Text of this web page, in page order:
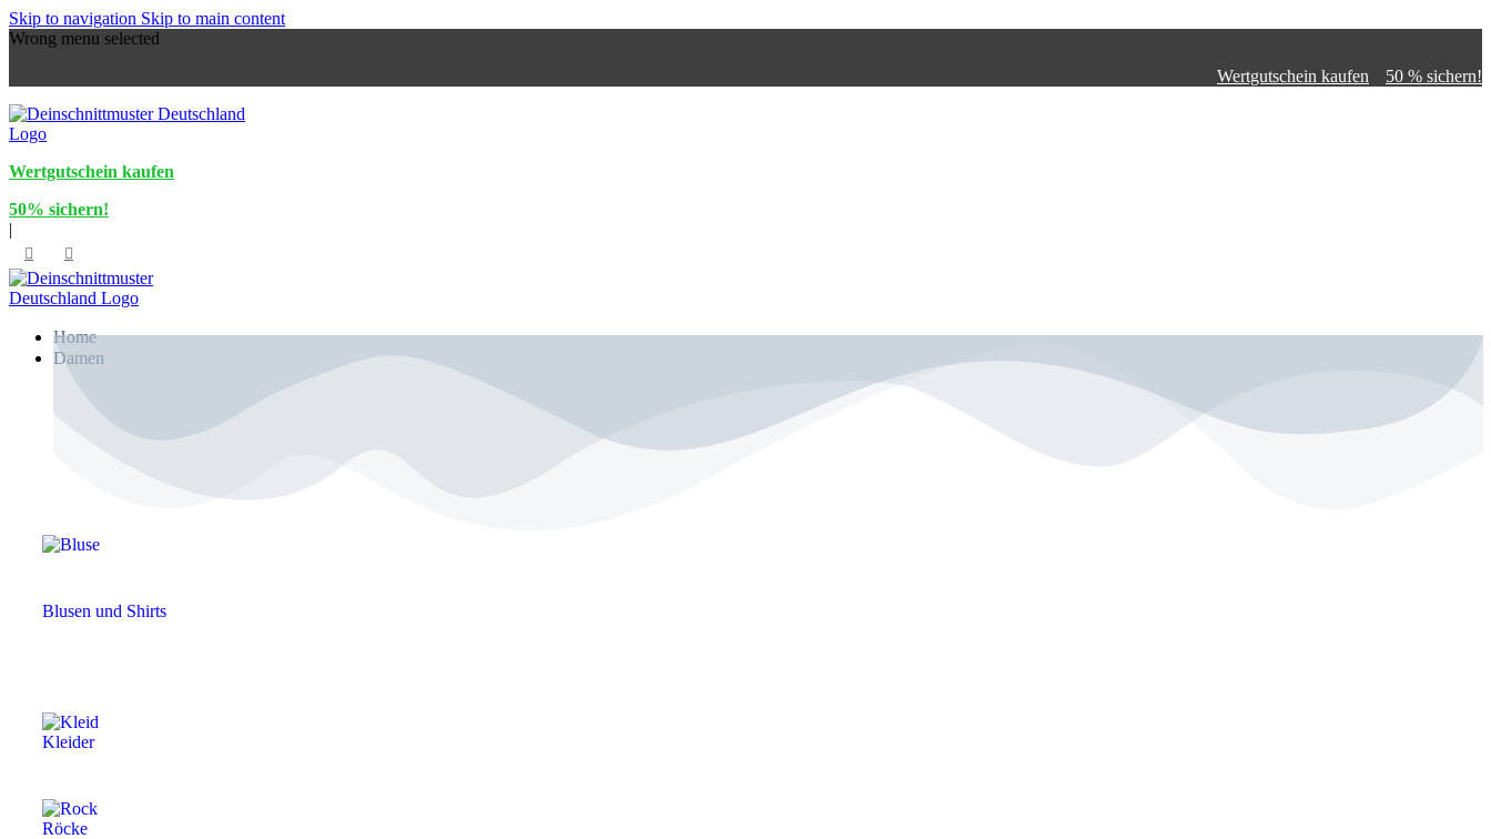
Skip to navigation Skip to main content
Wrong menu selected
Wertgutschein kaufen
50 % sichern!
Wertgutschein kaufen
50% sichern!
|
Home
Damen
Blusen und Shirts
Kleider
Röcke